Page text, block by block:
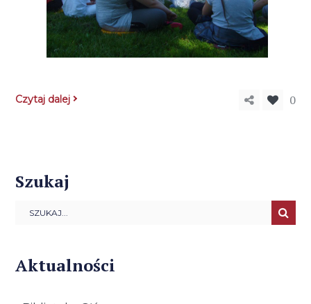
Czytaj dalej 0
Szukaj
Aktualności